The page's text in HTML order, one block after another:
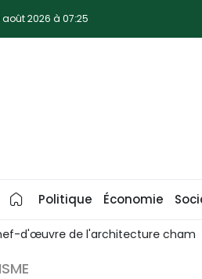
2026 à 07:25
Politique Économie
d'œuvre de l'architecture cham